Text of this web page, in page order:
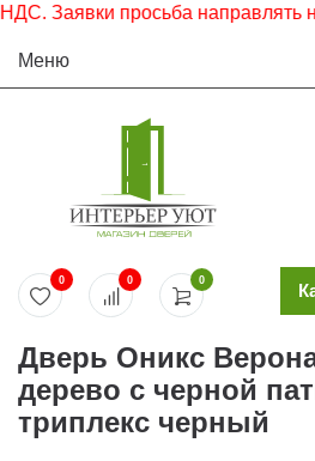
просьба направлять на
Меню
0
0 0
Дверь Оникс
дерево с черной
триплекс черный